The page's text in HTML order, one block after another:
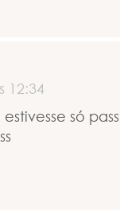
12:34
só